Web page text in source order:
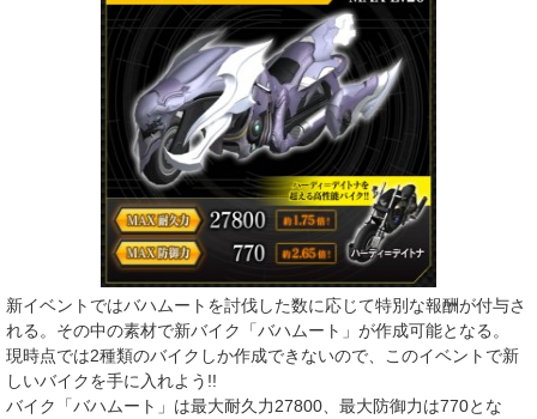
​新イベントではバハムートを討伐した数に応じて特別な報酬が付与さ
れる。その中の素材で新バイク「バハムート」が作成可能となる。
現時点では2種類のバイクしか作成できないので、このイベントで新
しいバイクを手に入れよう!!
バイク「バハムート」は最大耐久力27800、最大防御力は770とな